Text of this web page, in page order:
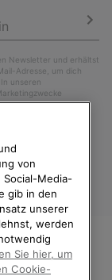
Newsletter und erhältst
Adresse, um dich
unseren
von
Media-
gib in den
unserer
werden
Sie hier, um
Cookie-